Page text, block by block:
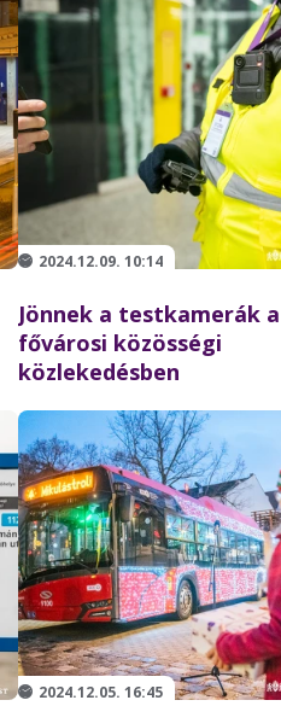
2024.12.09. 10:14
Jönnek a testkamerák a
fővárosi közösségi
közlekedésben
2024.12.05. 16:45